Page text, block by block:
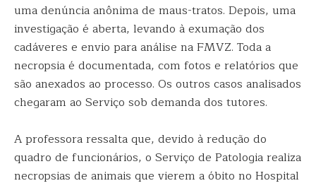
uma denúncia anônima de maus-tratos. Depois, uma
investigação é aberta, levando à exumação dos
cadáveres e envio para análise na FMVZ. Toda a
necropsia é documentada, com fotos e relatórios que
são anexados ao processo. Os outros casos analisados
chegaram ao Serviço sob demanda dos tutores.
A professora ressalta que, devido à redução do
quadro de funcionários, o Serviço de Patologia realiza
necropsias de animais que vierem a óbito no Hospital